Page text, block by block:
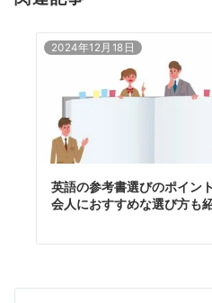
2024年12月18日
英語の参考書選びのポイン
会人におすすめな選び方も